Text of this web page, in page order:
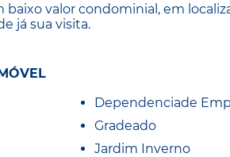
valor condominial, em
já sua visita.
Dependenciade
Gradeado
Jardim Inverno